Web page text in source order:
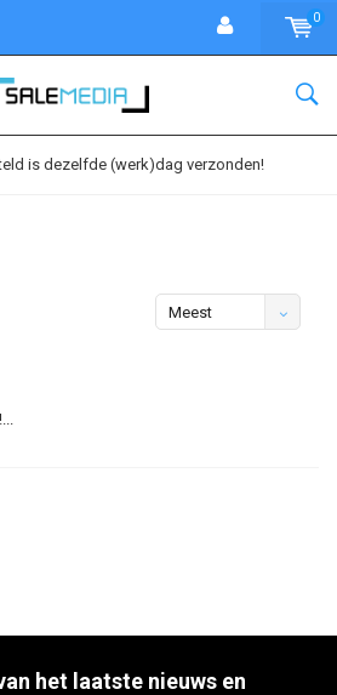
0
is dezelfde (werk)dag verzonden!
Meest
het laatste nieuws en